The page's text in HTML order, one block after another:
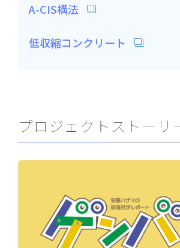
A-CIS構法
低収縮コンクリート
プロジェクトストーリ